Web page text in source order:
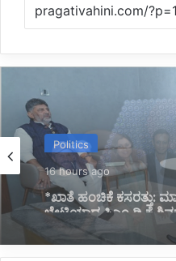
Tech
1 day ago
‘ಕ್ವಾಂಟಮ್’
ಬೆಂಗಳೂರಿಗೆ ಪೂರ್ಣ
ಅಗತ್ಯ: ಸಿಎಂ